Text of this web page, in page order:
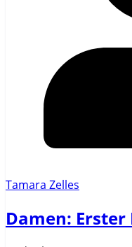
Tamara Zelles
Damen: